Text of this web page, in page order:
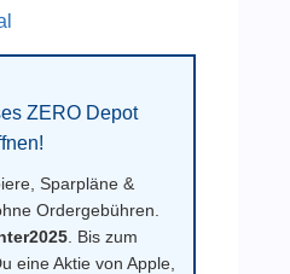
ZERO Depot
Sparpläne &
Ordergebühren.
. Bis zum
eine Aktie von Apple,